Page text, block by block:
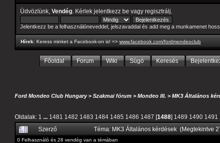
Üdvözlünk, Vendég . Kérlek jelentkezz be vagy regisztrálj
Jelentkezz be a felhasználóneveddel, jelszavaddal és add meg a munkamenet
Hírek: Keress minket a Facebook-on is! => www.facebook.com/fordmondeoclub
Főoldal Forum Wiki Súgó Keresés
Ford Mondeo Club Hungary>Szakmai fórum >Mondeo III. >MK3 Általános
Oldalak: 1 ... 1481 1482 1483 1484 1485 1486 1487 [1488] 1489 1490 1491
Szerző
Téma: MK3 Általános kérdések (Megtekintve
0 Felhasználó és 28 vendég van a témában